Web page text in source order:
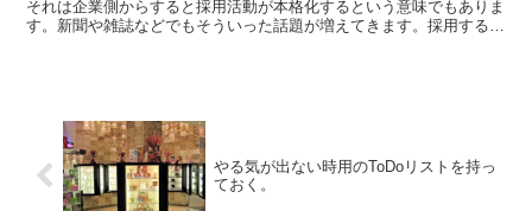
それは企業側からすると採用活動が本格化するという意味でもありま
す。新聞や雑誌などでもそういった話題が増えてきます。採用する側
やる気が出ない時用のToDoリストを持っ
ておく。